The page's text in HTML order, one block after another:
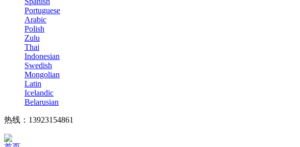
Portuguese
Arabic
Polish
Zulu
Thai
Indonesian
Swedish
Mongolian
Latin
Icelandic
Belarusian
热线：13923154861